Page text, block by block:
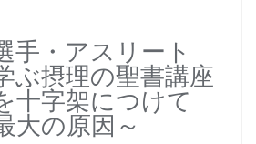
手・アスリート
ぶ摂理の聖書講座
十字架につけて
大の原因～